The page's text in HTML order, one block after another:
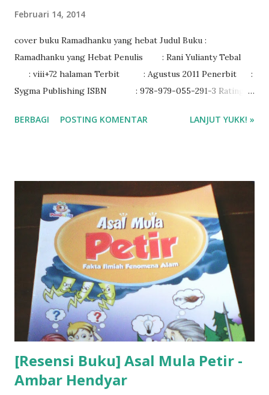
Februari 14, 2014
cover buku Ramadhanku yang hebat Judul Buku :
Ramadhanku yang Hebat Penulis : Rani Yulianty Tebal
: viii+72 halaman Terbit : Agustus 2011 Penerbit :
Sygma Publishing ISBN : 978-979-055-291-3 Rating
BERBAGI POSTING KOMENTAR LANJUT YUKK! »
[Resensi Buku] Asal Mula Petir -
Ambar Hendyar